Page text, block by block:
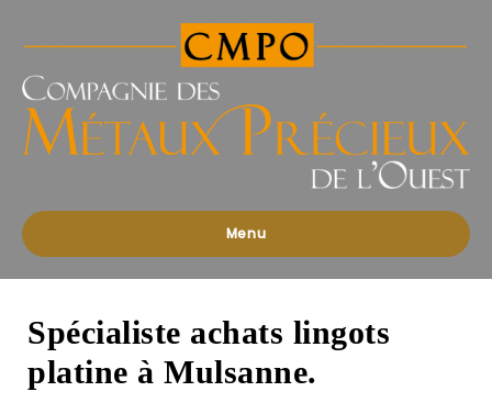
des
Précieux
l'Ouest
Menu
Spécialiste achats lingots
platine à Mulsanne.